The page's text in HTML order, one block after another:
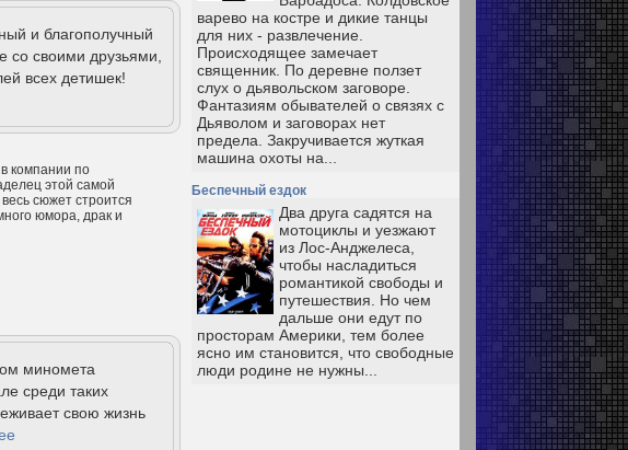
и благополучный
со своими друзьями,
всех детишек!
компании по
этой самой
сюжет строится
юмора, драк и
миномета
среди таких
свою жизнь
варево на костре и дикие танцы
для них - развлечение.
Происходящее замечает
священник. По деревне ползет
слух о дьявольском заговоре.
Фантазиям обывателей о связях с
Дьяволом и заговорах нет
предела. Закручивается жуткая
машина охоты на...
Беспечный ездок
Два друга садятся на
мотоциклы и уезжают
из Лос-Анджелеса,
чтобы насладиться
романтикой свободы и
путешествия. Но чем
дальше они едут по
просторам Америки, тем более
ясно им становится, что свободные
люди родине не нужны...